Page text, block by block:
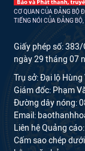
CƠ QUAN CỦA ĐẢNG BỘ
TIẾNG NÓI CỦA ĐẢNG
Giấy phép số:
ngày 29 tháng 07
Trụ sở: Đại lộ
Giám đốc: Phạm
Đường dây nóng:
Email:
Liên hệ Quảng
Cấm sao chép